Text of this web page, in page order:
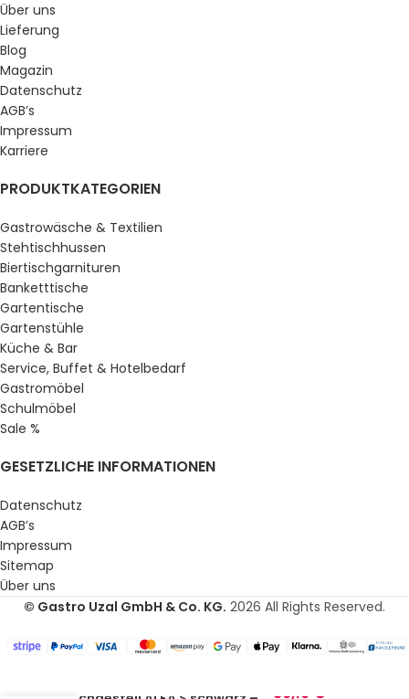
Über uns
Lieferung
Blog
Magazin
Datenschutz
AGB’s
Impressum
Karriere
PRODUKTKATEGORIEN
Gastrowäsche & Textilien
Stehtischhussen
Biertischgarnituren
Banketttische
Gartentische
Gartenstühle
Küche & Bar
Service, Buffet & Hotelbedarf
Gastromöbel
Schulmöbel
Sale %
GESETZLICHE INFORMATIONEN
Datenschutz
AGB’s
Impressum
Sitemap
Über uns
© Gastro Uzal GmbH & Co. KG. 2026 All Rights Reserved.
89,19 €